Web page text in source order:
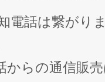
電話は繋がり
からの通信販